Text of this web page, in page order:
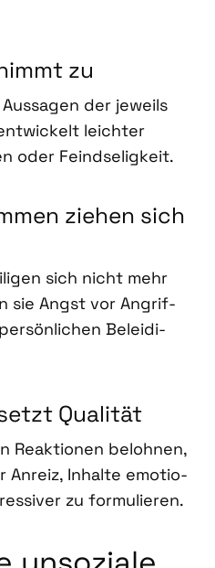
zu
der jeweils
leich­ter
oder Feind­se­lig­keit.
zie­hen sich
sich nicht mehr
sie Angst vor Angrif­
Belei­di­
Qua­li­tät
Reak­tio­nen beloh­nen,
Anreiz, Inhal­te emo­tio­
zu for­mu­lie­ren.